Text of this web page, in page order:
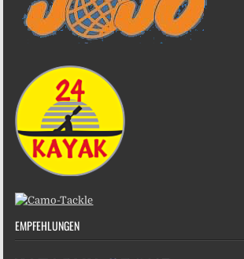
EMPFEHLUNGEN